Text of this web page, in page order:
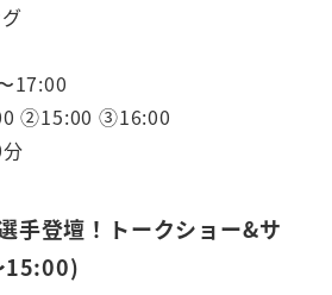
17:00
③16:00
手登壇！トークショー&サ